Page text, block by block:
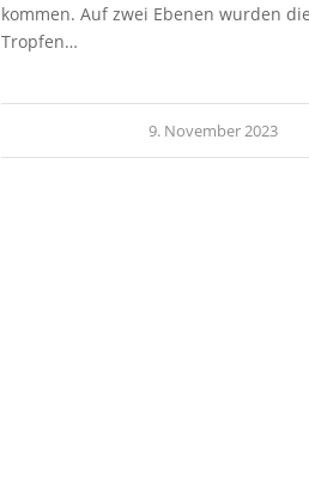
kommen. Auf zwei Ebenen wurden
Tropfen…
9. November 2023